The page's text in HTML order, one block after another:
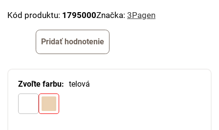
Kód produktu: 1795000Značka: 3Pagen
Pridať hodnotenie
Zvoľte farbu: telová